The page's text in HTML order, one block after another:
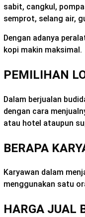
sabit, cangkul,
semprot, selang air,
Dengan adanya
kopi makin maksimal.
PEMILIHAN
Dalam berjualan
dengan cara
atau hotel ataupun
BERAPA
Karyawan dalam
menggunakan satu
HARGA JUAL